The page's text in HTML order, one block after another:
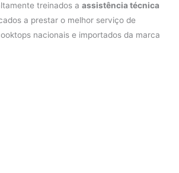
treinados aassistência técnica
a prestar o melhor serviço de
nacionais e importados da marca